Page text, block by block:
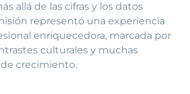
allá de las cifras y los datos
representó una experiencia
enriquecedora, marcada por
culturales y muchas
crecimiento.